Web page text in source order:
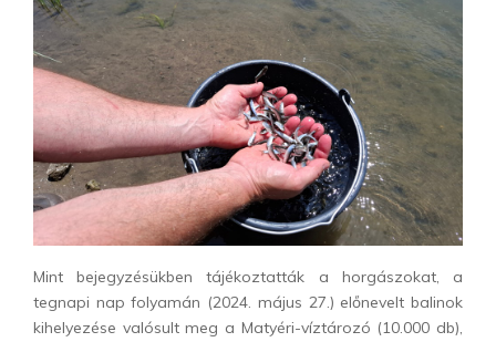
Mint bejegyzésükben tájékoztatták a horgászokat, a
tegnapi nap folyamán (2024. május 27.) előnevelt balinok
kihelyezése valósult meg a Matyéri-víztározó (10.000 db),